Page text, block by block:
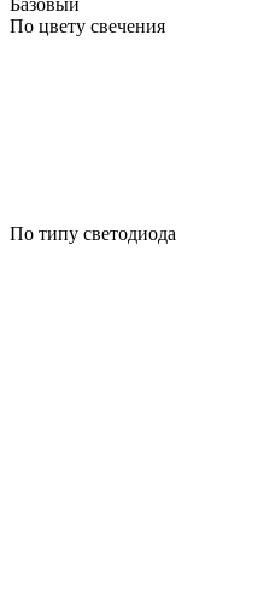
По цвету свечения
По типу светодиода